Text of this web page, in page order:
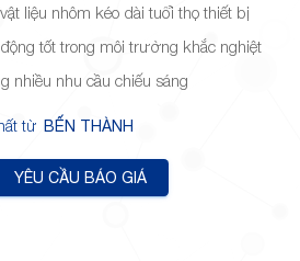
liệu nhôm kéo dài tuổi thọ thiết bị
tốt trong môi trường khắc nghiệt
nhiều nhu cầu chiếu sáng
từ BẾN THÀNH
YÊU CẦU BÁO GIÁ